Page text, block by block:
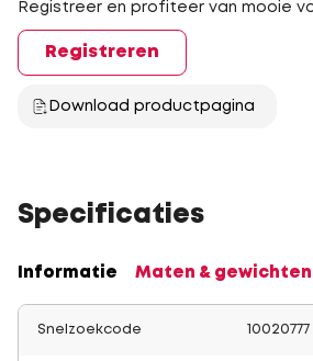
Registreer en profiteer van mooie
Registreren
Download productpagina
Specificaties
Informatie Maten & gewichten
Snelzoekcode 10020777